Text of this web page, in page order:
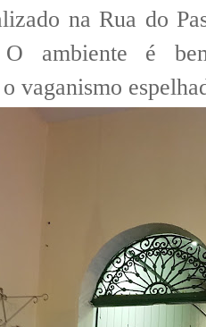
na Rua do
ambiente é
vaganismo